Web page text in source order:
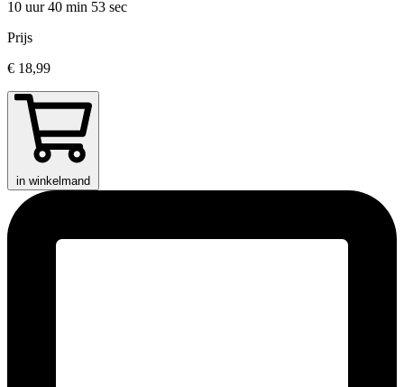
10 uur 40 min 53 sec
Prijs
€ 18,99
in winkelmand